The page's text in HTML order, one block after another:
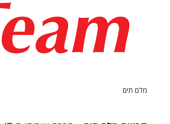
מלם תים